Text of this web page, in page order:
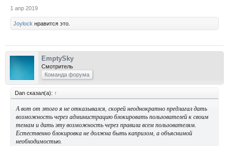
1 апр 2019
Joylock нравится это.
EmptySky
Смотритель
Команда форума
Dan сказал(а): ↑
А вот от этого я не отказывался, скорей неоднократно предлагал дать
возможность через администрацию блокировать пользователей к своим
темам и дать эту возможность через правила всем пользователям.
Естественно блокировка не должна быть капризом, а объяснимой
необходимостью.